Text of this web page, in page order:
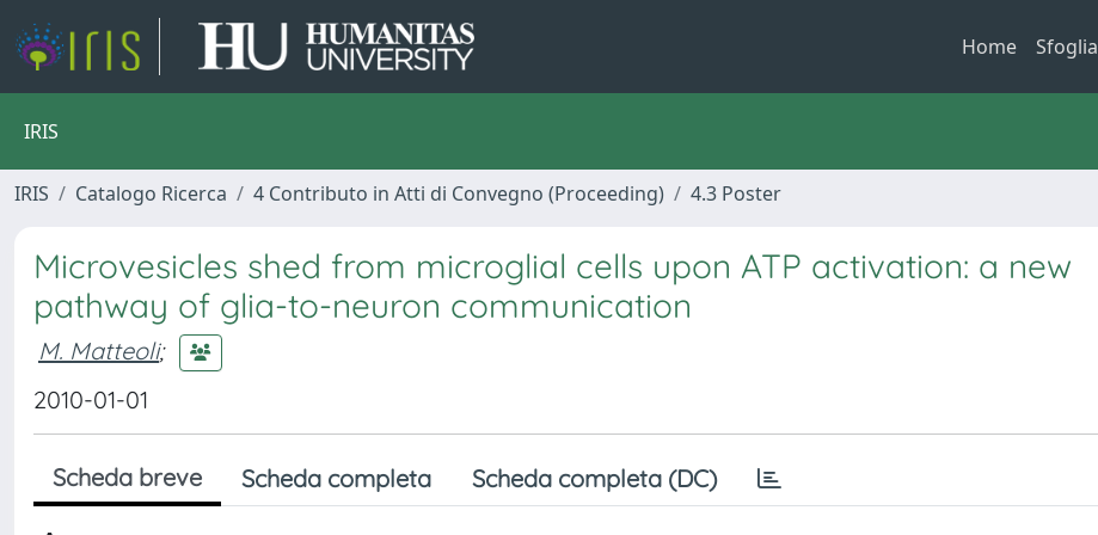
Home Sfoglia
IRIS
IRIS Catalogo Ricerca 4 Contributo in Atti di Convegno (Proceeding) 4.3 Poster
Microvesicles shed from microglial cells upon ATP activation: a new
pathway of glia-to-neuron communication
M. Matteoli;
2010-01-01
Scheda breve Scheda completa Scheda completa (DC)